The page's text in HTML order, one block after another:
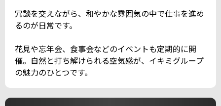
冗談を交えながら、和やかな雰囲気の中で仕事を進め
るのが日常です。
花見や忘年会、食事会などのイベントも定期的に開
催。自然と打ち解けられる空気感が、イキミグループ
の魅力のひとつです。